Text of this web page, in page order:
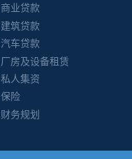
商业贷款
建筑贷款
汽车贷款
厂房及设备租赁
私人集资
保险
财务规划